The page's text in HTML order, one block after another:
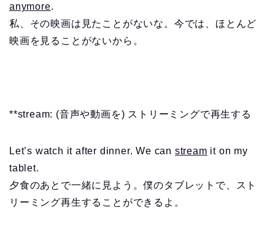
anymore.
私、その映画は見たことがないな。今では、ほとんど
映画を見ることがないから。
**stream: (音声や動画を) ストリーミングで再生する
Let’s watch it after dinner. We can stream it on my
tablet.
夕食のあとで一緒に見よう。僕のタブレットで、スト
リーミング再生することができるよ。